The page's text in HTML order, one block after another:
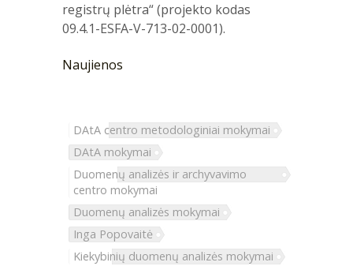
registrų plėtra“ (projekto kodas
09.4.1-ESFA-V-713-02-0001).
Naujienos
DAtA centro metodologiniai mokymai
DAtA mokymai
Duomenų analizės ir archyvavimo
centro mokymai
Duomenų analizės mokymai
Inga Popovaitė
Kiekybinių duomenų analizės mokymai